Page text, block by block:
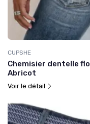
CUPSHE
Chemisier dentelle
Abricot
Voir le détail